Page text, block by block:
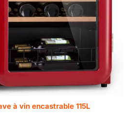
à vin encastrable 115L